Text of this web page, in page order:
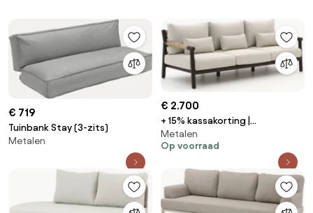
€ 719
Tuinbank Stay (3-zits)
Metalen
€ 2.700
+ 15% kassakorting |
Loungebank Tuin Zavelli |
Aluminium | 3 personen |
Tuinbank Beige | 237cm | Incl.
kussens | Kees Smit
Tuinmeubelen
Metalen
Op voorraad